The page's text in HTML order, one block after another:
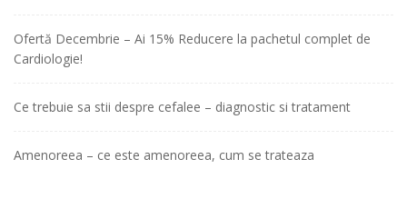
Ofertă Decembrie – Ai 15% Reducere la pachetul complet de
Cardiologie!
Ce trebuie sa stii despre cefalee – diagnostic si tratament
Amenoreea – ce este amenoreea, cum se trateaza